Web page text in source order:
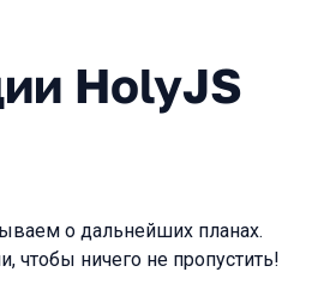
2025 Autumn
HolyJS
о дальнейших планах.
чтобы ничего не пропустить!